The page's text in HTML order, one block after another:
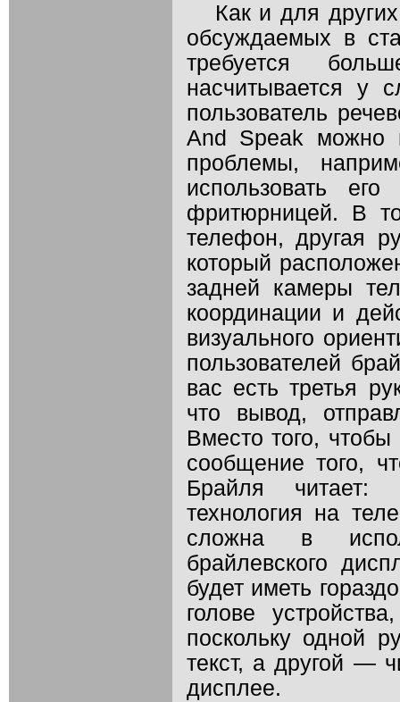
Как и для
обсуждаемых в
требуется
насчитывается у
пользователь
And Speak можно
проблемы,
использовать
фритюрницей. В
телефон, другая
который
задней камеры
координации и
визуального
пользователей
вас есть третья
что вывод,
Вместо того,
сообщение того,
Брайля читает:
технология на
сложна в
брайлевского
будет иметь
голове
поскольку одной
текст, а другой —
дисплее.